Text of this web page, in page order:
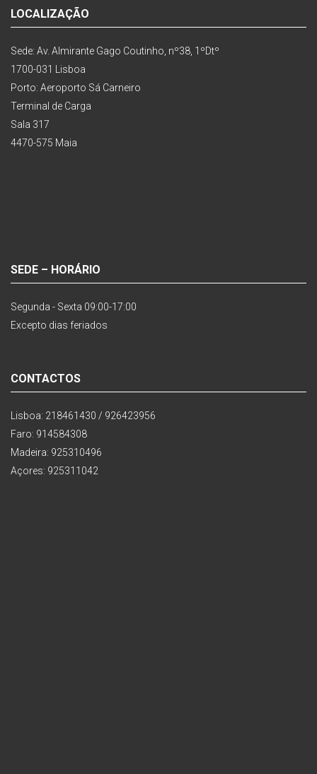
LOCALIZAÇÃO
Sede: Av. Almirante Gago Coutinho, nº38, 1ºDtº
1700-031 Lisboa
Porto: Aeroporto Sá Carneiro
Terminal de Carga
Sala 317
4470-575 Maia
SEDE – HORÁRIO
Segunda - Sexta 09:00-17:00
Excepto dias feriados
CONTACTOS
Lisboa: 218461430 / 926423956
Faro: 914584308
Madeira: 925310496
Açores: 925311042